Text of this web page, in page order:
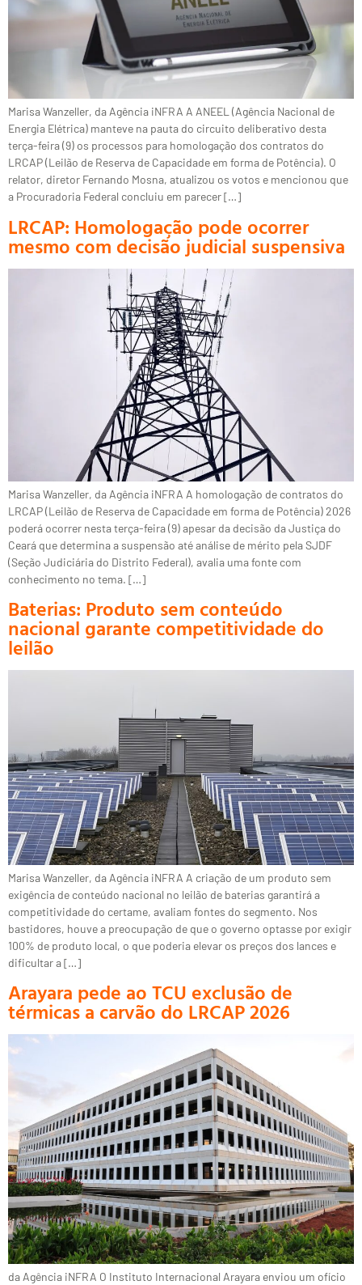
Marisa Wanzeller, da Agência iNFRA A ANEEL (Agência Nacional de
Energia Elétrica) manteve na pauta do circuito deliberativo desta
terça-feira (9) os processos para homologação dos contratos do
LRCAP (Leilão de Reserva de Capacidade em forma de Potência). O
relator, diretor Fernando Mosna, atualizou os votos e mencionou que
a Procuradoria Federal concluiu em parecer […]
LRCAP: Homologação pode ocorrer
mesmo com decisão judicial suspensiva
Marisa Wanzeller, da Agência iNFRA A homologação de contratos do
LRCAP (Leilão de Reserva de Capacidade em forma de Potência) 2026
poderá ocorrer nesta terça-feira (9) apesar da decisão da Justiça do
Ceará que determina a suspensão até análise de mérito pela SJDF
(Seção Judiciária do Distrito Federal), avalia uma fonte com
conhecimento no tema. […]
Baterias: Produto sem conteúdo
nacional garante competitividade do
leilão
Marisa Wanzeller, da Agência iNFRA A criação de um produto sem
exigência de conteúdo nacional no leilão de baterias garantirá a
competitividade do certame, avaliam fontes do segmento. Nos
bastidores, houve a preocupação de que o governo optasse por exigir
100% de produto local, o que poderia elevar os preços dos lances e
dificultar a […]
Arayara pede ao TCU exclusão de
térmicas a carvão do LRCAP 2026
da Agência iNFRA O Instituto Internacional Arayara enviou um ofício